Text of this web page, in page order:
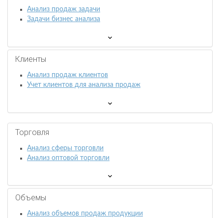
Анализ продаж задачи
Задачи бизнес анализа
Клиенты
Анализ продаж клиентов
Учет клиентов для анализа продаж
Торговля
Анализ сферы торговли
Анализ оптовой торговли
Объемы
Анализ объемов продаж продукции